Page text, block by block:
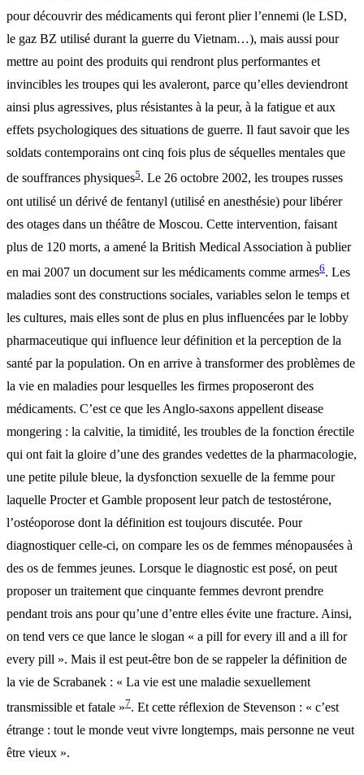
pour découvrir des médicaments qui feront plier l’ennemi (le LSD,
le gaz BZ utilisé durant la guerre du Vietnam…), mais aussi pour
mettre au point des produits qui rendront plus performantes et
invincibles les troupes qui les avaleront, parce qu’elles deviendront
ainsi plus agressives, plus résistantes à la peur, à la fatigue et aux
effets psychologiques des situations de guerre. Il faut savoir que les
soldats contemporains ont cinq fois plus de séquelles mentales que
de souffrances physiques5. Le 26 octobre 2002, les troupes russes
ont utilisé un dérivé de fentanyl (utilisé en anesthésie) pour libérer
des otages dans un théâtre de Moscou. Cette intervention, faisant
plus de 120 morts, a amené la British Medical Association à publier
en mai 2007 un document sur les médicaments comme armes6. Les
maladies sont des constructions sociales, variables selon le temps et
les cultures, mais elles sont de plus en plus influencées par le lobby
pharmaceutique qui influence leur définition et la perception de la
santé par la population. On en arrive à transformer des problèmes de
la vie en maladies pour lesquelles les firmes proposeront des
médicaments. C’est ce que les Anglo-saxons appellent disease
mongering : la calvitie, la timidité, les troubles de la fonction érectile
qui ont fait la gloire d’une des grandes vedettes de la pharmacologie,
une petite pilule bleue, la dysfonction sexuelle de la femme pour
laquelle Procter et Gamble proposent leur patch de testostérone,
l’ostéoporose dont la définition est toujours discutée. Pour
diagnostiquer celle-ci, on compare les os de femmes ménopausées à
des os de femmes jeunes. Lorsque le diagnostic est posé, on peut
proposer un traitement que cinquante femmes devront prendre
pendant trois ans pour qu’une d’entre elles évite une fracture. Ainsi,
on tend vers ce que lance le slogan « a pill for every ill and a ill for
every pill ». Mais il est peut-être bon de se rappeler la définition de
la vie de Scrabanek : « La vie est une maladie sexuellement
transmissible et fatale »7. Et cette réflexion de Stevenson : « c’est
étrange : tout le monde veut vivre longtemps, mais personne ne veut
être vieux ».